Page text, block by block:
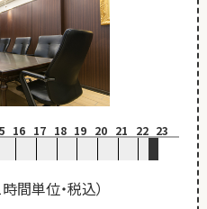
16 17 18 19 20 21 22 23
間単位・税込）